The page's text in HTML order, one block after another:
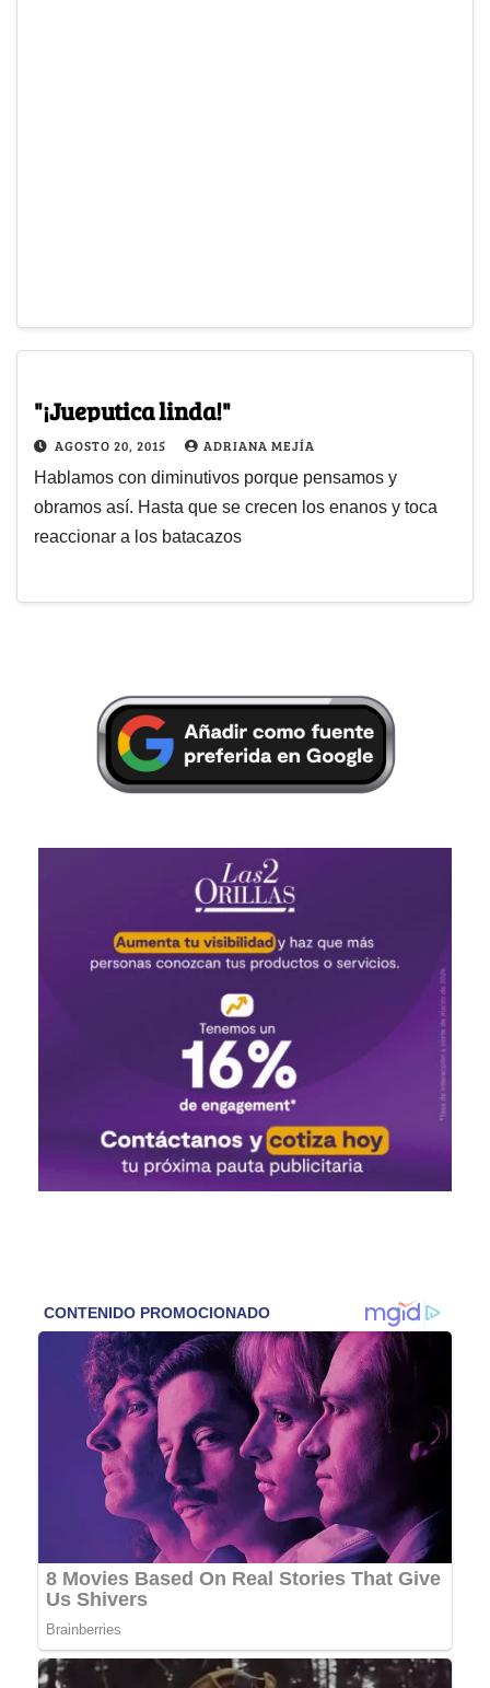
"¡Jueputica linda!"
AGOSTO 20, 2015 ADRIANA MEJÍA
Hablamos con diminutivos porque pensamos y
obramos así. Hasta que se crecen los enanos y toca
reaccionar a los batacazos